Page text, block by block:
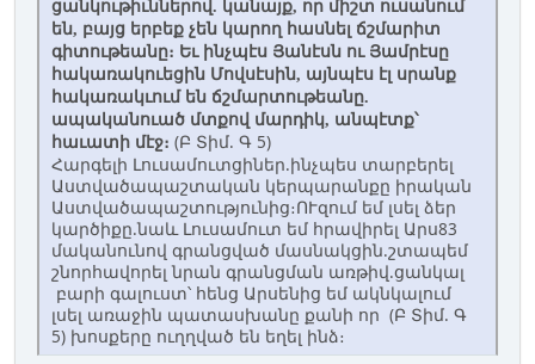
ցանկութիւններով. կանայք, որ միշտ ուսանում
են, բայց երբեք չեն կարող հասնել ճշմարիտ
գիտութեանը։ Եւ ինչպէս Յանէսն ու Յամրէսը
հակառակուեցին Մովսէսին, այնպէս էլ սրանք
հակառակւում են ճշմարտութեանը.
ապականուած մտքով մարդիկ, անպէտք՝
հաւատի մէջ։ (Բ Տիմ. Գ 5)
Հարգելի Լուսամուտցիներ.ինչպես տարբերել
Աստվածապաշտական կերպարանքը իրական
Աստվածապաշտությունից։ՈՒզում եմ լսել ձեր
կարծիքը.նաև Լուսամուտ եմ հրավիրել Արս83
մականունով գրանցված մասնակցին.շտապեմ
շնորհավորել նրան գրանցման առթիվ.ցանկալ
բարի գալուստ՝ հենց Արսենից եմ ակնկալում
լսել առաջին պատասխանը քանի որ (Բ Տիմ. Գ
5) խոսքերը ուղղված են եղել ինձ։